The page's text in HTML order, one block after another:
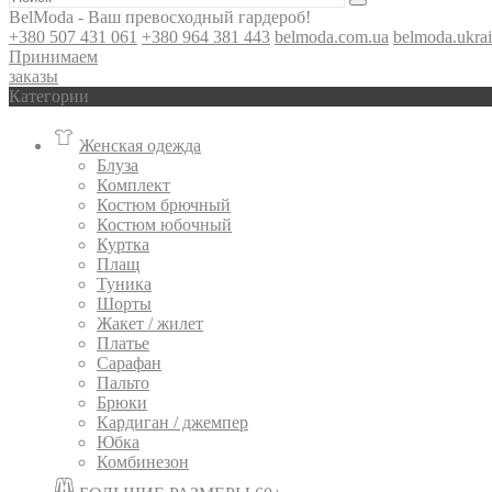
BelModa - Ваш превосходный гардероб!
+380 507 431 061 +380 964 381 443 belmoda.com.ua
Принимаем
заказы
Категории
Женская одежда
Блуза
Комплект
Костюм брючный
Костюм юбочный
Куртка
Плащ
Туника
Шорты
Жакет / жилет
Платье
Сарафан
Пальто
Брюки
Кардиган / джемпер
Юбка
Комбинезон